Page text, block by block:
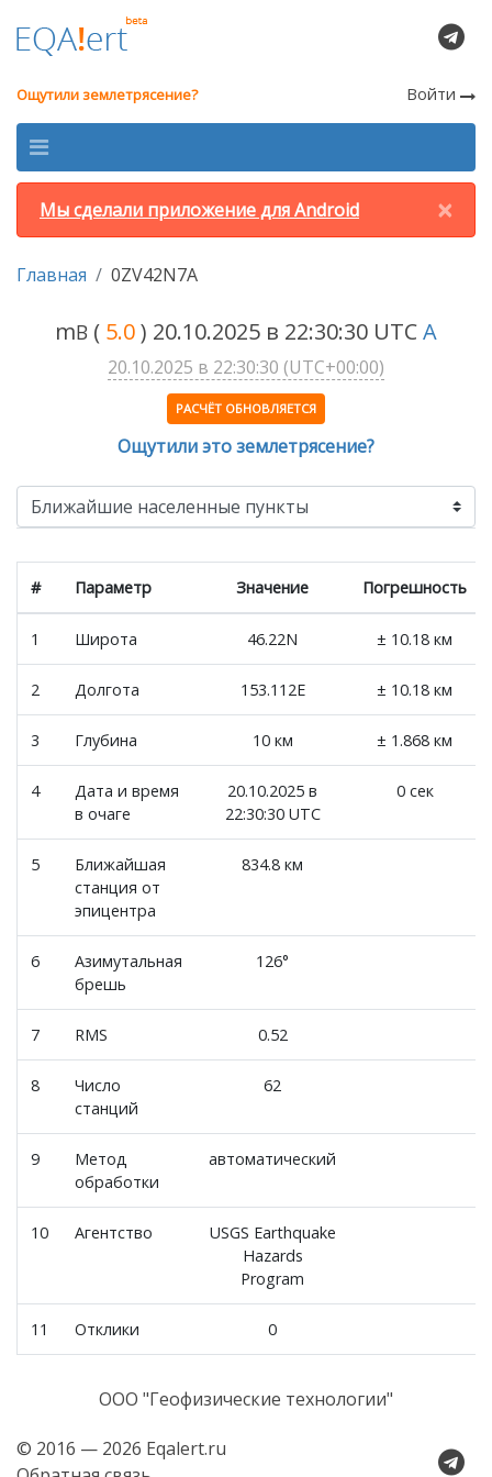
Ощутили землетрясение? Войти
×
Мы сделали приложение для Android
Главная 0ZV42N7A
mB ( 5.0) 20.10.2025 в 22:30:30 UTCA
20.10.2025 в 22:30:30 (UTC+00:00)
РАСЧЁТ ОБНОВЛЯЕТСЯ
Ощутили это землетрясение?
# Параметр Значение Погрешность
1 Широта 46.22N ± 10.18 км
2 Долгота 153.112E ± 10.18 км
3 Глубина 10 км ± 1.868 км
4
Дата и время
в очаге
20.10.2025 в
22:30:30 UTC
0 сек
5
Ближайшая
станция от
эпицентра
834.8 км
6
Азимутальная
брешь
126°
7 RMS 0.52
8
Число
станций
62
9
Метод
обработки
автоматический
10 Агентство
USGS Earthquake
Hazards
Program
11 Отклики 0
© 2016 — 2026 Eqalert.ru
ООО "Геофизические технологии"